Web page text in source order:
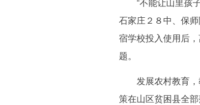
石家庄２８中、保
宿学校投入使用后
题。
发展农村教育，
策在山区贫困县全部